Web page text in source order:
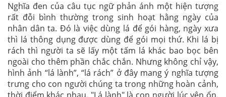
Nghĩa đen của câu tục ngữ phản ánh một hiện tượng
rất đỗi bình thường trong sinh hoạt hằng ngày của
nhân dân ta. Đó là việc dùng lá để gói hàng, ngày xưa
thì lá thông dụng được dùng để gói mọi thứ. Khi lá bị
rách thì người ta sẽ lấy một tấm lá khác bao bọc bên
ngoài cho thêm phần chắc chắn. Nhưng không chỉ vậy,
hình ảnh “lá lành”, “lá rách” ở đây mang ý nghĩa tượng
trưng cho con người chúng ta trong những hoàn cảnh,